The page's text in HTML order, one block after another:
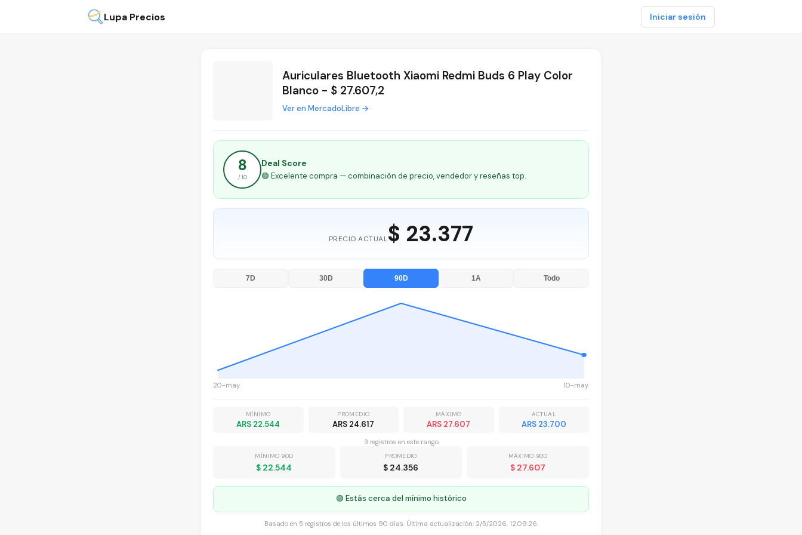
Lupa Precios Iniciar sesión
Auriculares Bluetooth Xiaomi Redmi Buds 6 Play Color
Blanco - $ 27.607,2
Ver en MercadoLibre →
8
/ 10
Deal Score
🟢 Excelente compra — combinación de precio, vendedor y reseñas top.
PRECIO ACTUAL$ 23.377
7D 30D 90D 1A Todo
20-may. 10-may.
MÍNIMO
ARS 22.544
PROMEDIO
ARS 24.617
MÁXIMO
ARS 27.607
ACTUAL
ARS 23.700
3 registros en este rango
MÍNIMO 90D
$ 22.544
PROMEDIO
$ 24.356
MÁXIMO 90D
$ 27.607
🟢 Estás cerca del mínimo histórico
Basado en 5 registros de los últimos 90 días. Última actualización: 2/5/2026, 12:09:26.